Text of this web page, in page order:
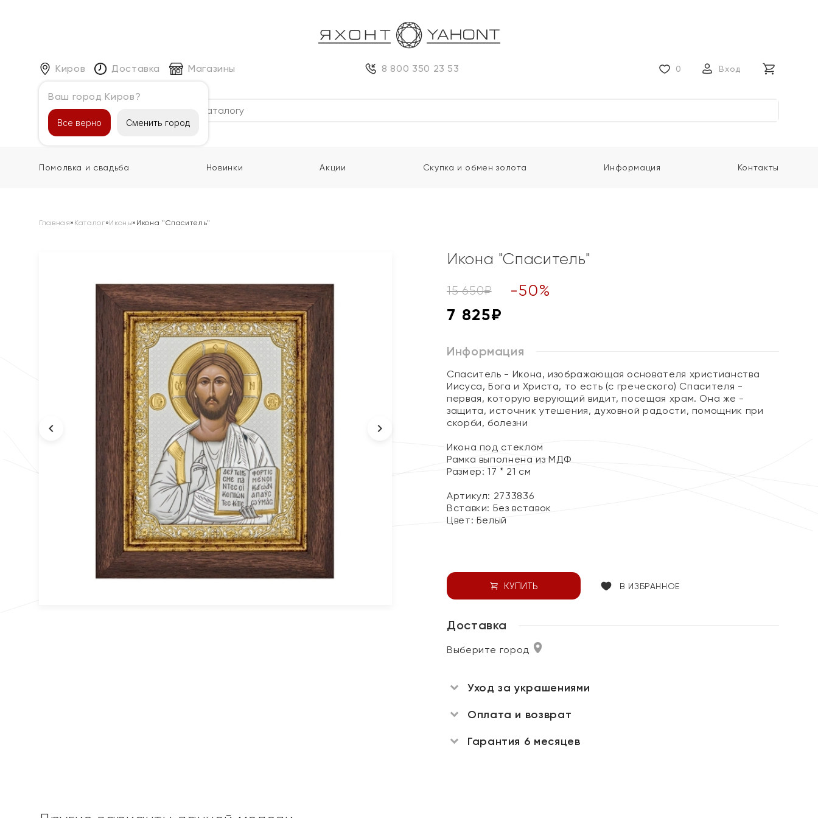
Киров
Ваш город Киров?
Все верно Сменить город
Доставка Магазины 8 800 350 23 53 0 Вход
Каталог
Помолвка и свадьба Новинки Акции Скупка и обмен золота Информация Контакты
Главная» Каталог»Иконы» Икона "Спаситель"
Икона "Спаситель"
15 650₽ -50%
7 825₽
Информация
Спаситель - Икона, изображающая основателя христианства
Иисуса, Бога и Христа, то есть (с греческого) Спасителя -
первая, которую верующий видит, посещая храм. Она же -
защита, источник утешения, духовной радости, помощник при
скорби, болезни
Икона под стеклом
Рамка выполнена из МДФ
Размер: 17 * 21 см
Артикул: 2733836
Вставки: Без вставок
Цвет: Белый
КУПИТЬ В ИЗБРАННОЕ
Доставка
Выберите город
Уход за украшениями
Оплата и возврат
Гарантия 6 месяцев